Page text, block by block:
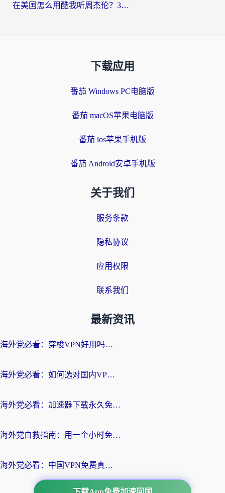
在美国怎么用酷我听周杰伦？3步搞定海外听歌难题
下载应用
番茄 Windows PC电脑版
番茄 macOS苹果电脑版
番茄 ios苹果手机版
番茄 Android安卓手机版
关于我们
服务条款
隐私协议
应用权限
联系我们
最新资讯
海外党必看：穿梭VPN好用吗？和云帆VPN对比哪个回国效果更好？附真实测评+避坑指南
海外党必看：如何选对国内VPN，实现无缝访问国内资源？
海外党必看：加速器下载永久免费版真的存在吗？教你无缝访问国内资源的正确姿势
海外党自救指南：用一个小时免费加速器，轻松打破国内资源访问壁垒？
海外党必看：中国VPN免费真的靠谱吗？手把手教你选对回国加速器